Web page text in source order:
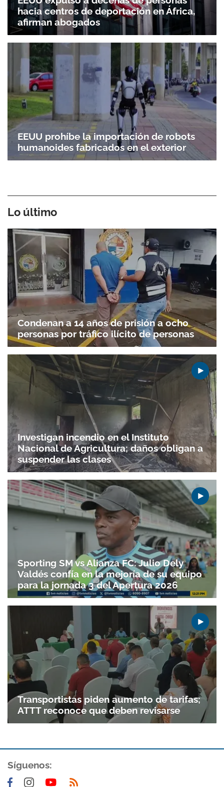
hacia centros de deportación en África,
afirman abogados
EEUU prohíbe la importación de robots
humanoides fabricados en el exterior
Lo último
Condenan a 14 años de prisión a ocho
personas por tráfico ilícito de personas
Investigan incendio en el Instituto
Nacional de Agricultura; daños obligan a
suspender las clases
Sporting SM vs Alianza FC: Julio Dely
Valdés confía en la mejoría de su equipo
para la jornada 3 del Apertura 2026
Transportistas piden aumento de tarifas;
ATTT reconoce que deben revisarse
Síguenos: